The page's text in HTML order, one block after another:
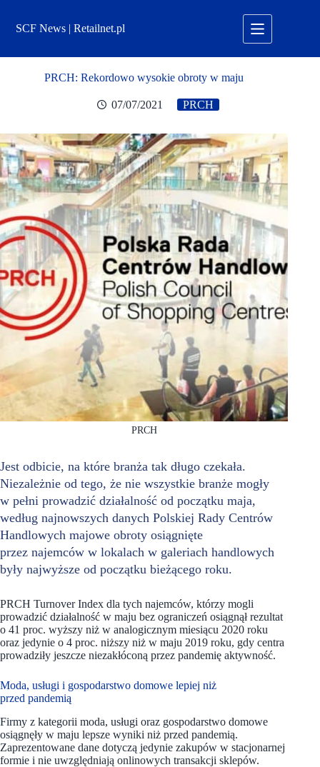
treściSCF News | Retailnet.pl
PRCH: Rekordowo wysokie obroty w maju
07/07/2021 PRCH
PRCH
Jest odbicie, na które branża tak długo czekała.
Niezależnie od tego, że nie wszystkie branże mogły
w pełni prowadzić działalność od początku maja,
według najnowszych danych Polskiej Rady Centrów
Handlowych majowe obroty osiągnięte
przez najemców w lokalach w galeriach handlowych
były najwyższe od początku bieżącego roku.
PRCH Turnover Index dla tych najemców, którzy mogli
prowadzić działalność w maju bez ograniczeń osiągnął rezultat
o 41 proc. wyższy niż w analogicznym miesiącu 2020 roku
oraz jedynie o 4 proc. niższy niż w maju 2019 roku, gdy centra
prowadziły jeszcze niezakłóconą przez pandemię aktywność.
Moda, usługi i gospodarstwo domowe lepiej niż
przed pandemią
Firmy z kategorii moda, usługi oraz gospodarstwo domowe
osiągnęły w maju lepsze wyniki niż przed pandemią.
Zaprezentowane dane dotyczą jedynie zakupów w stacjonarnej
formie i nie uwzględniają onlinowych transakcji sklepów.